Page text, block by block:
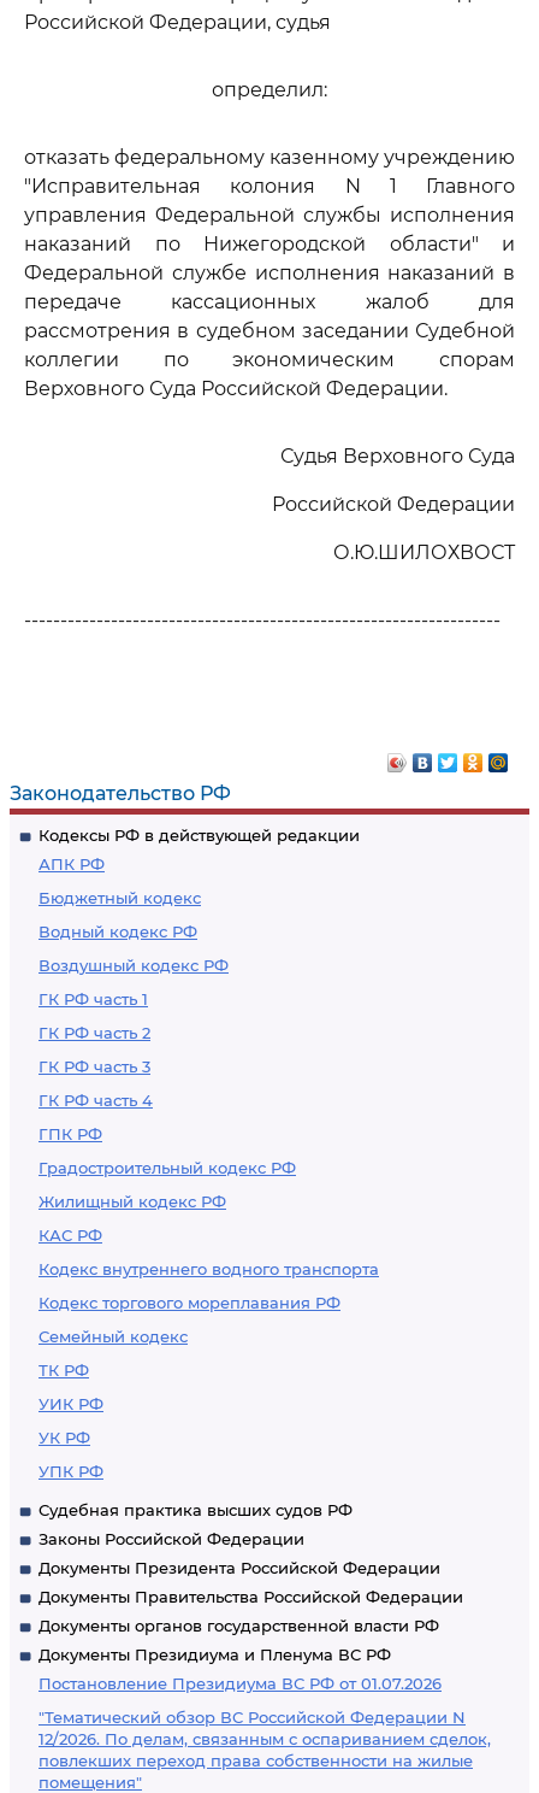
Законодательство РФ
Кодексы РФ в действующей редакции
АПК РФ
Бюджетный кодекс
Водный кодекс РФ
Воздушный кодекс РФ
ГК РФ часть 1
ГК РФ часть 2
ГК РФ часть 3
ГК РФ часть 4
ГПК РФ
Градостроительный кодекс РФ
Жилищный кодекс РФ
КАС РФ
Кодекс внутреннего водного транспорта
Кодекс торгового мореплавания РФ
Семейный кодекс
ТК РФ
УИК РФ
УК РФ
УПК РФ
Судебная практика высших судов РФ
Законы Российской Федерации
Документы Президента Российской Федерации
Документы Правительства Российской Федерации
Документы органов государственной власти РФ
Документы Президиума и Пленума ВС РФ
Постановление Президиума ВС РФ от 01.07.2026
"Тематический обзор ВС Российской Федерации N
12/2026. По делам, связанным с оспариванием сделок,
повлекших переход права собственности на жилые
помещения"
Российской Федерации, судья
определил:
отказать федеральному казенному учреждению
"Исправительная колония N 1 Главного
управления Федеральной службы исполнения
наказаний по Нижегородской области" и
Федеральной службе исполнения наказаний в
передаче кассационных жалоб для
рассмотрения в судебном заседании Судебной
коллегии по экономическим спорам
Верховного Суда Российской Федерации.
Судья Верховного Суда
Российской Федерации
О.Ю.ШИЛОХВОСТ
------------------------------------------------------------------